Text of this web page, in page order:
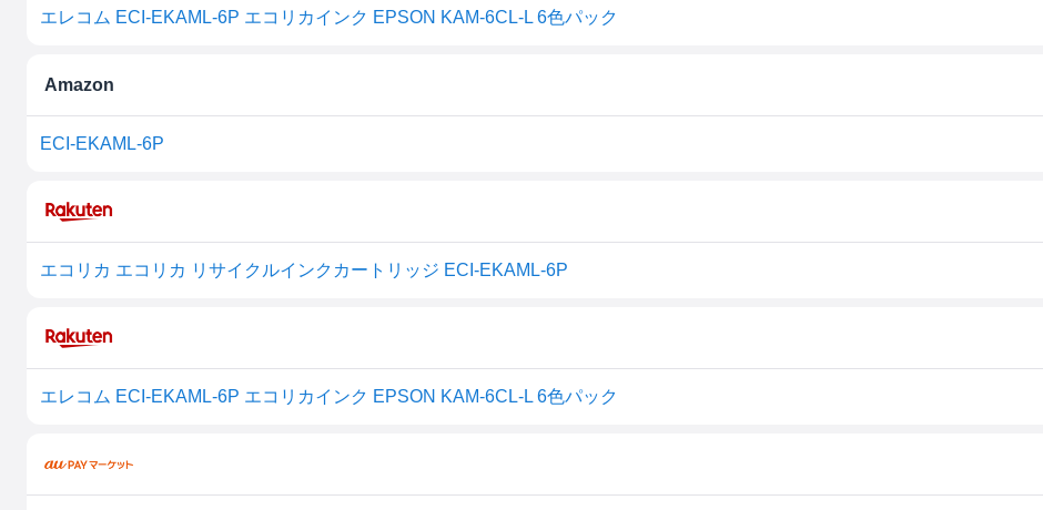
エレコム ECI-EKAML-6P エコリカインク EPSON KAM-6CL-L 6色パック
Amazon
ECI-EKAML-6P
エコリカ エコリカ リサイクルインクカートリッジ ECI-EKAML-6P
エレコム ECI-EKAML-6P エコリカインク EPSON KAM-6CL-L 6色パック